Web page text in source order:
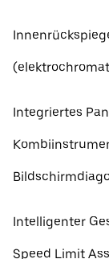
Integriertes
Intelligenter
Speed Limit